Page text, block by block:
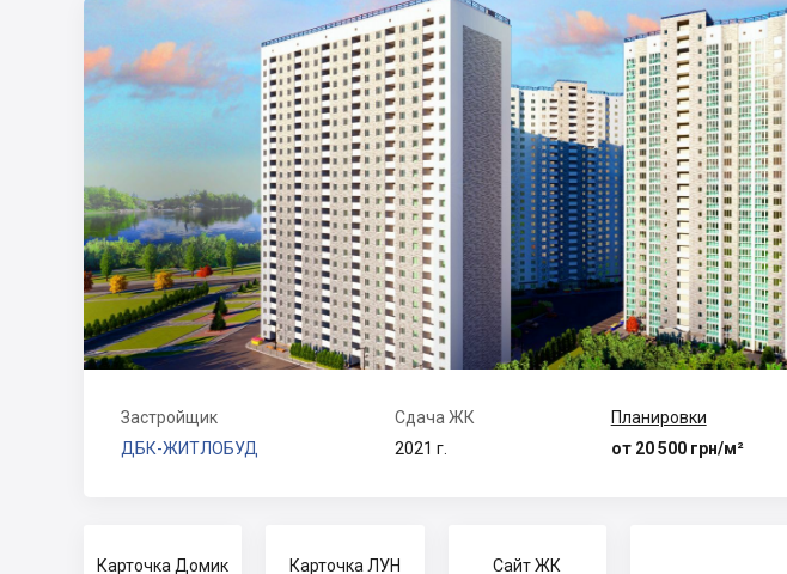
Застройщик
ДБК-ЖИТЛОБУД
Сдача ЖК
2021 г.
Планировки
от 20 500 грн/м²
Карточка Домик Карточка ЛУН Сайт ЖК